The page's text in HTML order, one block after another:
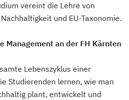
vereint die Lehre von
und EU-Taxonomie.
Management an der FH Kärnten
Lebenszyklus einer
Studierenden lernen, wie man
plant, entwickelt und